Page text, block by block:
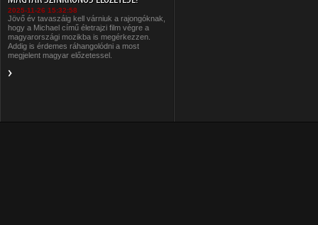
2025-11-26 15:32:58
Jövő év tavaszáig kell várniuk a rajongóknak,
hogy a Michael című életrajzi film végre a
magyarországi mozikba is megérkezzen.
Addig is érdemes ráhangolódni a most
megjelent magyar előzetessel.